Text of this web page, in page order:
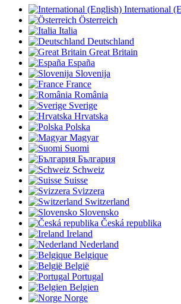
International
Österreich
Italia
Deutschland
Great Britain
España
Slovenija
France
România
Sverige
Hrvatska
Polska
Magyar
Suomi
България
Schweiz
Suisse
Svizzera
Switzerland
Slovensko
Česká republika
Ireland
Nederland
Belgique
België
Portugal
Belgien
Norge